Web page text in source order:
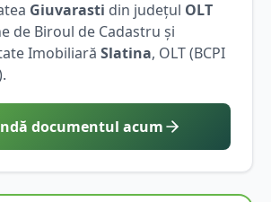
Giuvarasti din județul OLT
de Biroul de Cadastru și
Imobiliară Slatina, OLT(BCPI
documentul acum